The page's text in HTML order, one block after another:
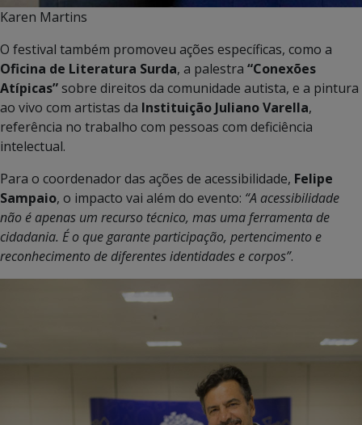
Karen Martins
O festival também promoveu ações específicas, como a
Oficina de Literatura Surda, a palestra “Conexões
Atípicas”sobre direitos da comunidade autista, e a pintura
ao vivo com artistas da Instituição Juliano Varella,
referência no trabalho com pessoas com deficiência
intelectual.
Para o coordenador das ações de acessibilidade, Felipe
Sampaio, o impacto vai além do evento: “A acessibilidade
não é apenas um recurso técnico, mas uma ferramenta de
cidadania. É o que garante participação, pertencimento e
reconhecimento de diferentes identidades e corpos”.